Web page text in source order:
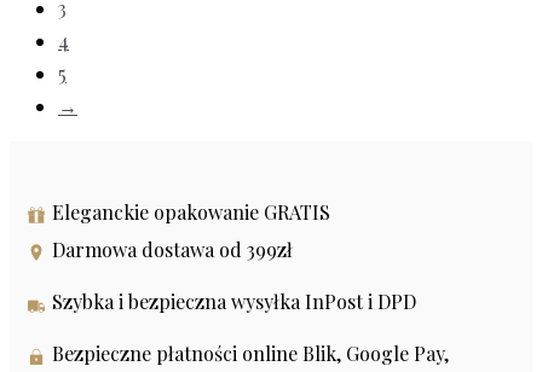
3
4
5
→
Eleganckie opakowanie GRATIS
Darmowa dostawa od 399zł
Szybka i bezpieczna wysyłka InPost i DPD
Bezpieczne płatności online Blik, Google Pay,